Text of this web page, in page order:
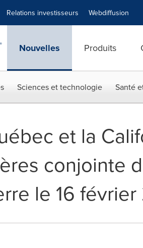
Relations investisseurs Webdiffusion
Nouvelles Produits
Sciences et technologie Santé
et la
conjointe
le 16